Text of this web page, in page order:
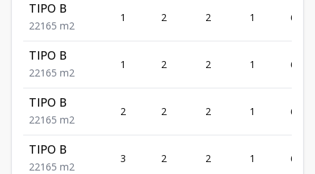
TIPO B
221 65 m2
1 2 2 1 65
TIPO B
221 65 m2
1 2 2 1 65
TIPO B
221 65 m2
2 2 2 1 65
TIPO B
221 65 m2
3 2 2 1 65